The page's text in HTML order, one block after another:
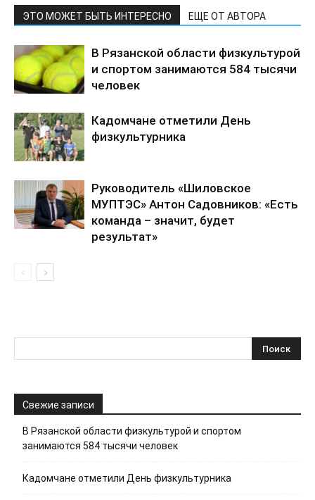
ЭТО МОЖЕТ БЫТЬ ИНТЕРЕСНО ЕЩЕ ОТ АВТОРА
В Рязанской области физкультурой
и спортом занимаются 584 тысячи
человек
Кадомчане отметили День
физкультурника
Руководитель «Шиловское
МУПТЭС» Антон Садовников: «Есть
команда – значит, будет
результат»
Свежие записи
В Рязанской области физкультурой и спортом
занимаются 584 тысячи человек
Кадомчане отметили День физкультурника